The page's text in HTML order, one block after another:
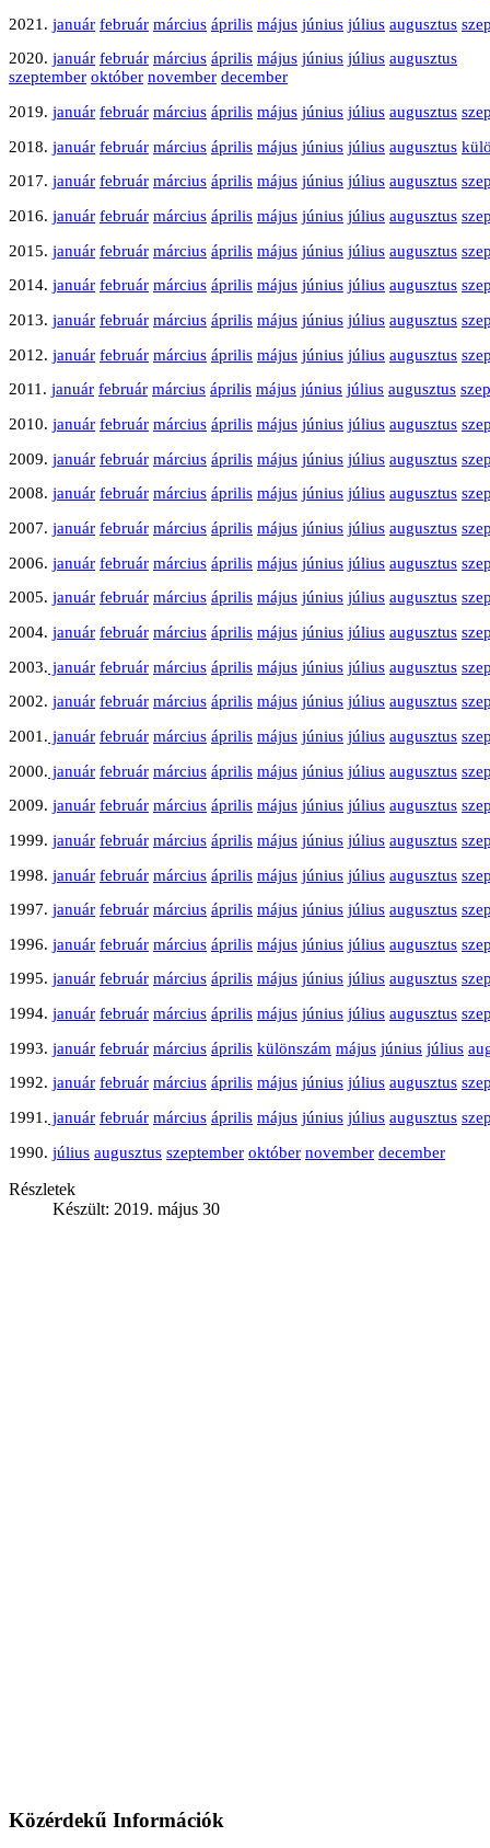
2021. január február március április május június július augusztus
2020. január február március április május június július augusztus
szeptember október november december
2019. január február március április május június július augusztus
2018. január február március április május június július augusztus
2017. január február március április május június július augusztus
2016. január február március április május június július augusztus
2015. január február március április május június július augusztus
2014. január február március április május június július augusztus
2013. január február március április május június július augusztus
2012. január február március április május június július augusztus
2011. január február március április május június július augusztus
2010. január február március április május június július augusztus
2009. január február március április május június július augusztus
2008. január február március április május június július augusztus
2007. január február március április május június július augusztus
2006. január február március április május június július augusztus
2005. január február március április május június július augusztus
2004. január február március április május június július augusztus
2003. január február március április május június július augusztus
2002. január február március április május június július augusztus
2001. január február március április május június július augusztus
2000. január február március április május június július augusztus
2009. január február március április május június július augusztus
1999. január február március április május június július augusztus
1998. január február március április május június július augusztus
1997. január február március április május június július augusztus
1996. január február március április május június július augusztus
1995. január február március április május június július augusztus
1994. január február március április május június július augusztus
1993. január február március április különszám május június július
1992. január február március április május június július augusztus
1991. január február március április május június július augusztus
1990. július augusztus szeptember október november december
Részletek
Készült: 2019. május 30
Közérdekű Információk